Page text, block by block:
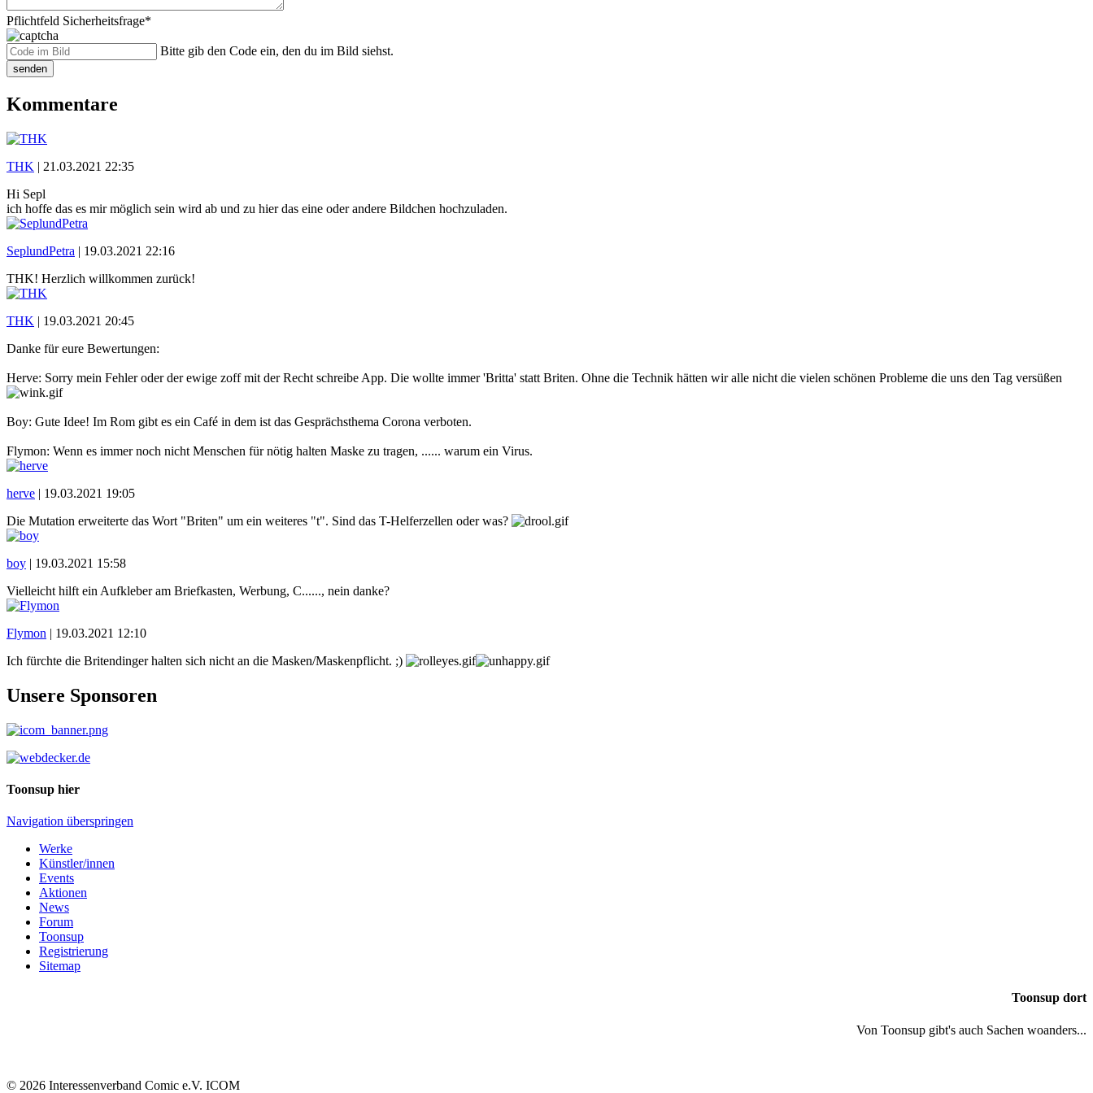
Pflichtfeld Sicherheitsfrage*
Bitte gib den Code ein, den du im Bild siehst.
senden
Kommentare
THK | 21.03.2021 22:35
Hi Sepl
ich hoffe das es mir möglich sein wird ab und zu hier das eine oder andere Bildchen hochzuladen.
SeplundPetra | 19.03.2021 22:16
THK! Herzlich willkommen zurück!
THK | 19.03.2021 20:45
Danke für eure Bewertungen:
Herve: Sorry mein Fehler oder der ewige zoff mit der Recht schreibe App. Die wollte immer 'Britta' statt Briten. Ohne die Technik hätten wir alle nicht die vielen schönen Probleme die uns den Tag versüßen
Boy: Gute Idee! Im Rom gibt es ein Café in dem ist das Gesprächsthema Corona verboten.
Flymon: Wenn es immer noch nicht Menschen für nötig halten Maske zu tragen, ...... warum ein Virus.
herve | 19.03.2021 19:05
Die Mutation erweiterte das Wort "Briten" um ein weiteres "t". Sind das T-Helferzellen oder was?
boy | 19.03.2021 15:58
Vielleicht hilft ein Aufkleber am Briefkasten, Werbung, C......, nein danke?
Flymon | 19.03.2021 12:10
Ich fürchte die Britendinger halten sich nicht an die Masken/Maskenpflicht. ;)
Unsere Sponsoren
Toonsup hier
Navigation überspringen
Werke
Künstler/innen
Events
Aktionen
News
Forum
Toonsup
Registrierung
Sitemap
Toonsup dort
Von Toonsup gibt's auch Sachen woanders...
© 2026 Interessenverband Comic e.V. ICOM